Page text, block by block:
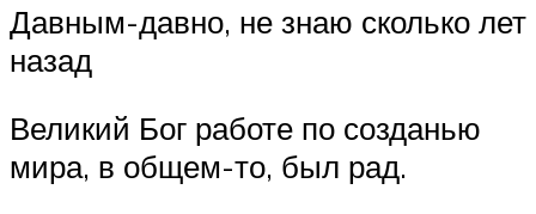
Давным-давно, не знаю сколько лет
назад
Великий Бог работе по созданью
мира, в общем-то, был рад.